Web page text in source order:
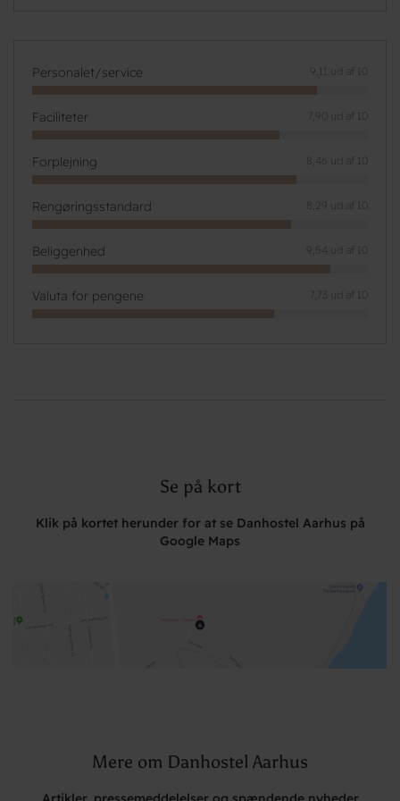
Personalet/service 9,11 ud af 10
Faciliteter 7,90 ud af 10
Forplejning 8,46 ud af 10
Rengøringsstandard 8,29 ud af 10
Beliggenhed 9,54 ud af 10
Valuta for pengene 7,73 ud af 10
Se på kort
Klik på kortet herunder for at se Danhostel Aarhus på
Google Maps
Mere om Danhostel Aarhus